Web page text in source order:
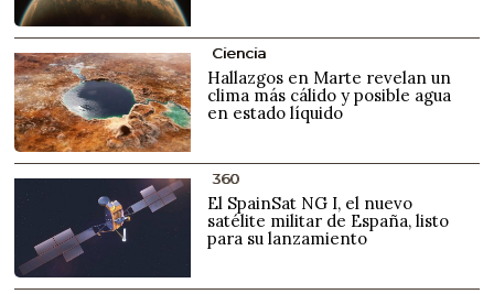
Ciencia
Hallazgos en Marte revelan un
clima más cálido y posible agua
en estado líquido
360
El SpainSat NG I, el nuevo
satélite militar de España, listo
para su lanzamiento